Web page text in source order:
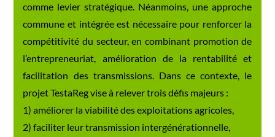
comme levier stratégique. Néanmoins, une approche
commune et intégrée est nécessaire pour renforcer la
compétitivité du secteur, en combinant promotion de
l’entrepreneuriat, amélioration de la rentabilité et
facilitation des transmissions. Dans ce contexte, le
projet TestaReg vise à relever trois défis majeurs :
1) améliorer la viabilité des exploitations agricoles,
2) faciliter leur transmission intergénérationnelle,